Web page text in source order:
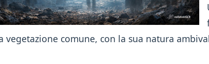
vegetazione comune, con la sua natura